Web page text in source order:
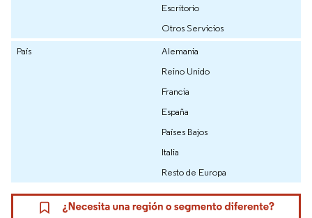
Escritorio
Otros Servicios
País
Alemania
Reino Unido
Francia
España
Países Bajos
Italia
Resto de Europa